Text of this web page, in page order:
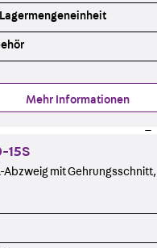
Mehr Informationen
15S
Abzweig mit Gehrungsschnitt,